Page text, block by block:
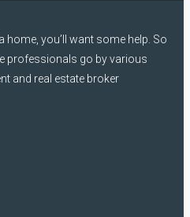
you’ll want some help. So
professionals go by various
and real estate broker